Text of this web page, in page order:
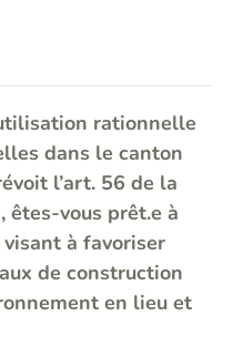
rationnelle
dans le canton
l’art. 56 de la
êtes-vous prêt.e à
à favoriser
de construction
en lieu et